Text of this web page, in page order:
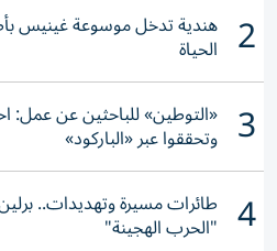
2 هندية تدخل موسوعة غينيس
الحياة
3 «التوطين» للباحثين عن عمل:
وتحققوا عبر «الباركود»
4 طائرات مسيرة وتهديدات..
"الحرب الهجينة"